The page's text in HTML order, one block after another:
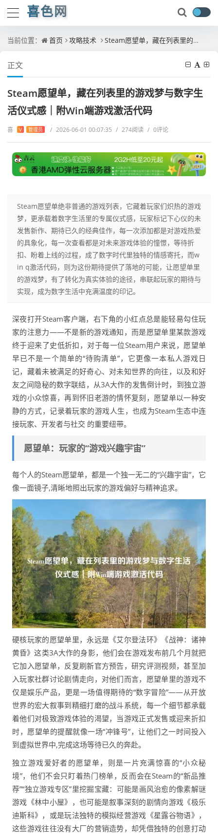
喜色网
当前位置： 首页 攻略技术 Steam愿望单，藏在列表里的游戏梦与数字生活仪式感｜附Win端游戏激活代码
正文
Steam愿望单，藏在列表里的游戏梦与数字生
活仪式感｜附Win端游戏激活代码
喜 V 管理员 / 2026-06-01 00:07:35 / 274阅读 / 0评论
Steam愿望单绝非普通的游戏列表，它藏着玩家们炽热的游戏
梦，更承载着数字生活里的专属仪式感，玩家标记下心仪的未
发售新作、期待已久的经典佳作，每一次添加都是对游戏热爱
的具象化，每一次查看都是对未来游戏体验的憧憬，等待折
扣、盼着上线的过程，成了数字时代里独特的情感寄托，而w
in q激活代码，则为这份期待提供了落地的可能，让愿望单里
的游戏梦，有了转化为真实体验的途径，串联起玩家的期待与
实现，成为数字生活中充满温度的印记。
深夜打开Steam客户端，右下角的小红点总是能轻易勾住玩
家的注意力——不是新的游戏通知，而是愿望单里某款游戏
终于迎来了史低折扣，对于每一位Steam用户来说，愿望单
早已不是一个简单的“待购清单”，它更像一本私人游戏日
记，藏着未被满足的好奇心、对未知世界的向往，以及和好
友之间隐秘的数字联结，从3A大作的发售倒计时，到独立游
戏的小众惊喜，再到怀旧老游的情怀复刻，愿望单以一种安
静的方式，记录着玩家的游戏人生，也成为Steam生态中连
接玩家、开发者与社交 的重要纽带。
愿望单：玩家的“游戏兴趣宇宙”
每个人的Steam愿望单，都是一个独一无二的“兴趣宇宙”，它
像一面镜子,清晰地照出玩家的游戏偏好与精神追求。
硬核玩家的愿望单里，永远是《艾尔登法环》《战神：诸神
黄昏》这类3A大作的身影，他们会在游戏发布前几个月就把
它加入愿望单，反复刷新官方预告，研究评测视频，甚至加
入玩家社群讨论剧情走向，对他们而言，愿望单里的游戏不
仅是娱乐产品，更是一场值得期待的“数字冒险”——从开放
世界的宏大叙事到精细打磨的战斗系统，每一个细节都承载
着他们对极致游戏体验的渴望，当游戏正式发售或迎来折扣
时，愿望单的提醒就像一场“冲锋号”，让他们之一时间投入
到虚拟世界中,完成这场等待已久的奔赴。
独立游戏爱好者的愿望单，则是一片充满惊喜的“小众秘
境”，他们不会只盯着热门榜单，反而会在Steam的“新品推
荐”“独立游戏专区”里挖掘宝藏：可能是画风治愈的像素解谜
游戏《林中小屋》，也可能是叙事深刻的剧情向游戏《极乐
迪斯科》，或是玩法独特的模拟经营游戏《星露谷物语》，
这些游戏往往没有大厂的营销造势，却凭借独特的创意打动